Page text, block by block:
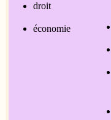
droit
économie